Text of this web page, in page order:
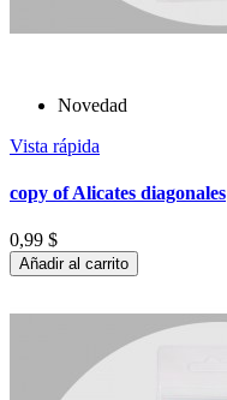
Novedad
Vista rápida
copy of Alicates diagonales
0,99 $
Añadir al carrito